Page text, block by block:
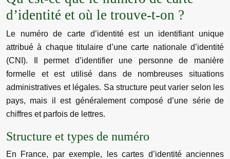
d’identité et où le trouve-t-on ?
Le numéro de carte d’identité est un identifiant unique
attribué à chaque titulaire d’une carte nationale d’identité
(CNI). Il permet d’identifier une personne de manière
formelle et est utilisé dans de nombreuses situations
administratives et légales. Sa structure peut varier selon les
pays, mais il est généralement composé d’une série de
chiffres et parfois de lettres.
Structure et types de numéro
En France, par exemple, les cartes d’identité anciennes